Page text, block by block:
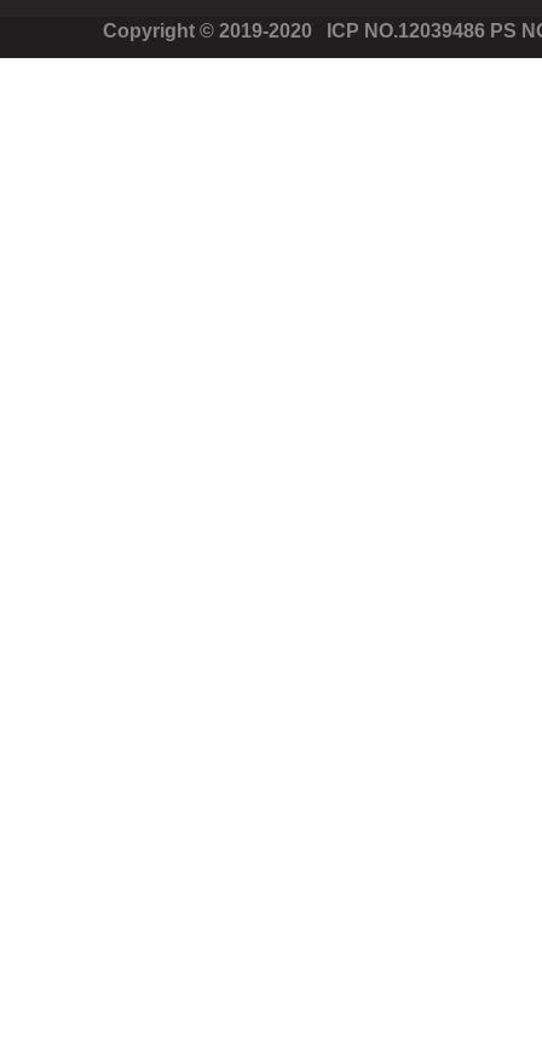
Copyright © 2019-2020 ICP NO.12039486 PS